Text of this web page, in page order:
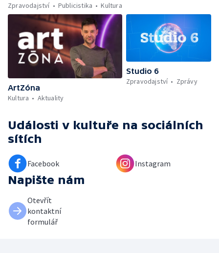
Zpravodajství
Publicistika Kultura
ArtZóna
Kultura
Aktuality
Studio 6
Zpravodajství
Zprávy
Události v kultuře na sociálních
sítích
Facebook Instagram
Napište nám
Otevřít
kontaktní
formulář